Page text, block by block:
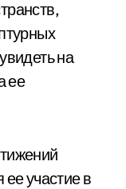
на
ее
участие в